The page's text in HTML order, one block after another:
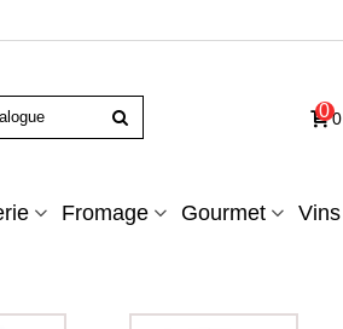
00
Fromage Gourmet Vins